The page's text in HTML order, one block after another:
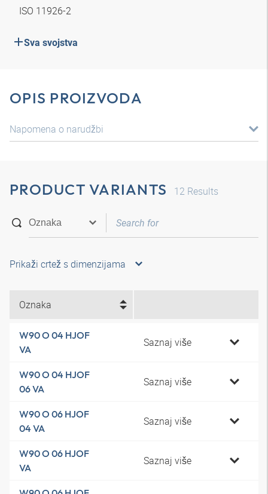
ISO 11926-2
Sva svojstva
OPIS PROIZVODA
Napomena o narudžbi
PRODUCT VARIANTS 12 Results
Prikaži crtež s dimenzijama
Oznaka
W90 O 04 HJOF
VA
Saznaj više
W90 O 04 HJOF
06 VA
Saznaj više
W90 O 06 HJOF
04 VA
Saznaj više
W90 O 06 HJOF
VA
Saznaj više